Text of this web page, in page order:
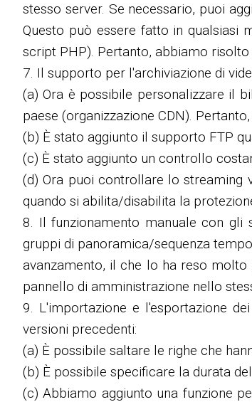
stesso server. Se necessario, puoi
Questo può essere fatto in qualsiasi
script PHP). Pertanto, abbiamo
7. Il supporto per l'archiviazione di
(a) Ora è possibile personalizzare il
paese (organizzazione CDN).
(b) È stato aggiunto il supporto FTP
(c) È stato aggiunto un controllo
(d) Ora puoi controllare lo streaming
quando si abilita/disabilita la
8. Il funzionamento manuale con gli
gruppi di panoramica/sequenza
avanzamento, il che lo ha reso
pannello di amministrazione nello
9. L'importazione e l'esportazione
versioni precedenti:
(a) È possibile saltare le righe che
(b) È possibile specificare la durata
(c) Abbiamo aggiunto una funzione